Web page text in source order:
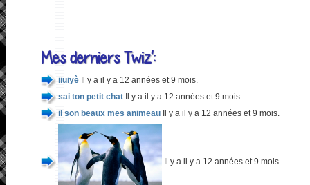
Mes derniers Twiz':
iiuiyè Il y a il y a 12 années et 9 mois.
sai ton petit chat
Il y a il y a 12 années et 9 mois.
il son beaux mes animeau
Il y a il y a 12 années et 9 mois.
Il y a il y a 12 années et 9 mois.